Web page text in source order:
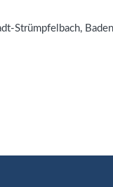
Strümpfelbach,